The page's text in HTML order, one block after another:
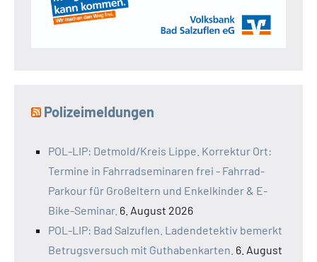
Polizeimeldungen
POL-LIP: Detmold/Kreis Lippe. Korrektur Ort:
Termine in Fahrradseminaren frei - Fahrrad-
Parkour für Großeltern und Enkelkinder & E-
Bike-Seminar. 6. August 2026
POL-LIP: Bad Salzuflen. Ladendetektiv bemerkt
Betrugsversuch mit Guthabenkarten. 6. August